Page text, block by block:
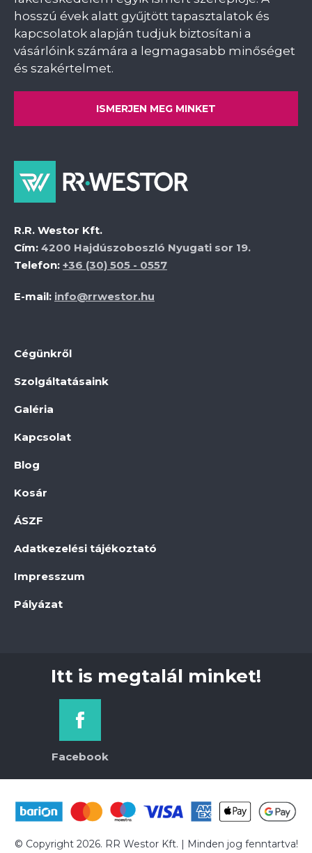
hosszú évek alatt gyűjtött tapasztalatok és
kapcsolatok alapján tudjuk biztosítani a
vásárlóink számára a legmagasabb minőséget
és szakértelmet.
ISMERJEN MEG MINKET
R.R. Westor Kft.
Cím: 4200 Hajdúszoboszló Nyugati sor 19.
Telefon: +36 (30) 505 - 0557
E-mail: info@rrwestor.hu
Cégünkről
Szolgáltatásaink
Galéria
Kapcsolat
Blog
Kosár
ÁSZF
Adatkezelési tájékoztató
Impresszum
Pályázat
Itt is megtalál minket!
Facebook
© Copyright 2026. RR Westor Kft. | Minden jog fenntartva!